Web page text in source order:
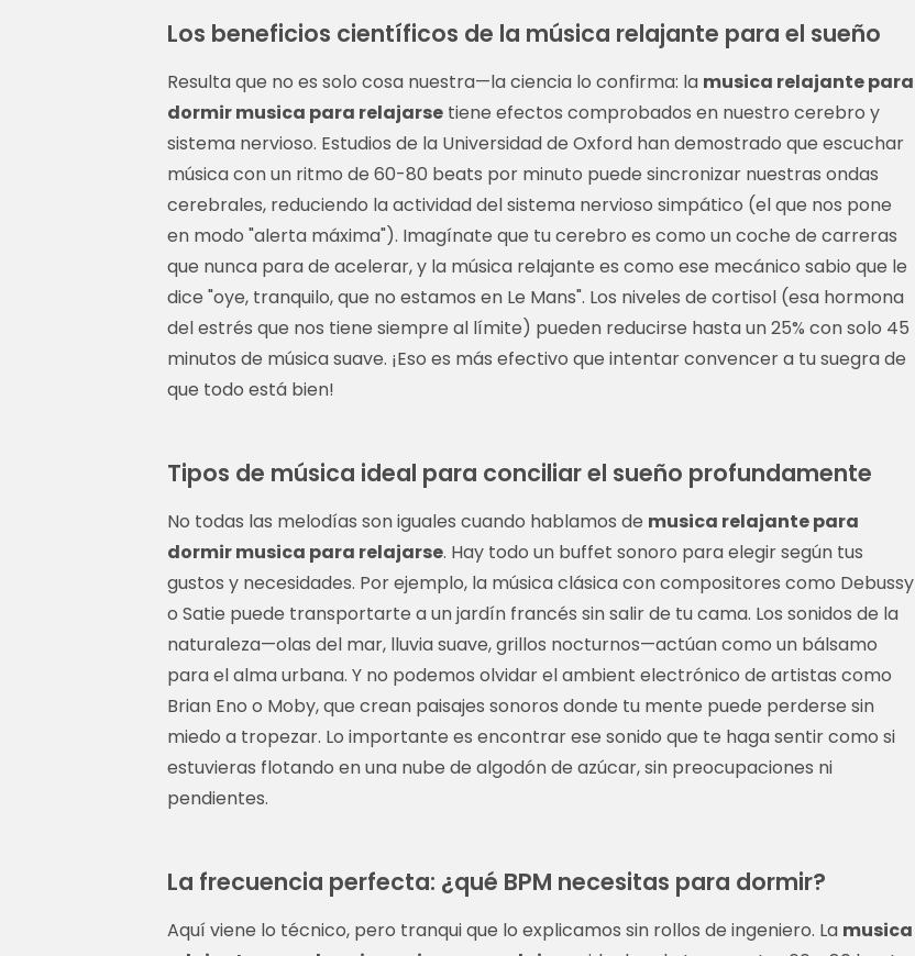
Los beneficios científicos de la música relajante para el sueño
Resulta que no es solo cosa nuestra—la ciencia lo confirma: la musica relajante para
dormir musica para relajarse tiene efectos comprobados en nuestro cerebro y
sistema nervioso. Estudios de la Universidad de Oxford han demostrado que escuchar
música con un ritmo de 60-80 beats por minuto puede sincronizar nuestras ondas
cerebrales, reduciendo la actividad del sistema nervioso simpático (el que nos pone
en modo "alerta máxima"). Imagínate que tu cerebro es como un coche de carreras
que nunca para de acelerar, y la música relajante es como ese mecánico sabio que le
dice "oye, tranquilo, que no estamos en Le Mans". Los niveles de cortisol (esa hormona
del estrés que nos tiene siempre al límite) pueden reducirse hasta un 25% con solo 45
minutos de música suave. ¡Eso es más efectivo que intentar convencer a tu suegra de
que todo está bien!
Tipos de música ideal para conciliar el sueño profundamente
No todas las melodías son iguales cuando hablamos de musica relajante para
dormir musica para relajarse. Hay todo un buffet sonoro para elegir según tus
gustos y necesidades. Por ejemplo, la música clásica con compositores como Debussy
o Satie puede transportarte a un jardín francés sin salir de tu cama. Los sonidos de la
naturaleza—olas del mar, lluvia suave, grillos nocturnos—actúan como un bálsamo
para el alma urbana. Y no podemos olvidar el ambient electrónico de artistas como
Brian Eno o Moby, que crean paisajes sonoros donde tu mente puede perderse sin
miedo a tropezar. Lo importante es encontrar ese sonido que te haga sentir como si
estuvieras flotando en una nube de algodón de azúcar, sin preocupaciones ni
pendientes.
La frecuencia perfecta: ¿qué BPM necesitas para dormir?
Aquí viene lo técnico, pero tranqui que lo explicamos sin rollos de ingeniero. La musica